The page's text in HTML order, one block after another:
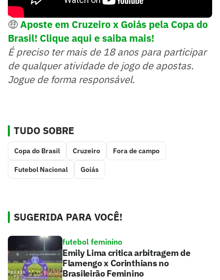
🤑Aposte em Cruzeiro x Goiás pela Copa do
Brasil! Clique aqui e saiba mais!
É preciso ter mais de 18 anos para participar
de qualquer atividade de jogo de apostas.
Jogue de forma responsável.
TUDO SOBRE
Copa do Brasil Cruzeiro Fora de campo
Futebol Nacional Goiás
SUGERIDA PARA VOCÊ!
futebol feminino
Emily Lima critica arbitragem de
Flamengo x Corinthians no
Brasileirão Feminino